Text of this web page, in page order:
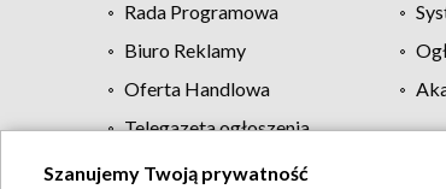
Rada Programowa
Biuro Reklamy
Oferta Handlowa
Telegazeta ogłoszenia
Szanujemy Twoją prywatność